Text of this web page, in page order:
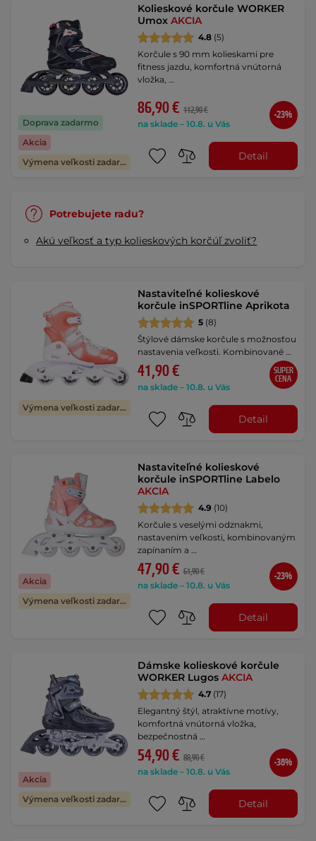
Doprava zadarmo
Akcia
Výmena veľkosti zadarmo
Kolieskové korčule WORKER
UmoxAKCIA
4.8 (5)
Korčule s 90 mm kolieskami pre
fitness jazdu, komfortná vnútorná
vložka, …
86,90 € 112,90 €
na sklade – 10.8. u Vás
-23%
Detail
Potrebujete radu?
Akú veľkosť a typ kolieskových korčúľ zvoliť?
Výmena veľkosti zadarmo
Nastaviteľné kolieskové
korčule inSPORTline Aprikota
5 (8)
Štýlové dámske korčule s možnosťou
nastavenia veľkosti. Kombinované …
41,90 €
na sklade – 10.8. u Vás
SUPER
CENA
Detail
Akcia
Výmena veľkosti zadarmo
Nastaviteľné kolieskové
korčule inSPORTline Labelo
AKCIA
4.9 (10)
Korčule s veselými odznakmi,
nastavením veľkosti, kombinovaným
zapínaním a …
47,90 € 61,90 €
na sklade – 10.8. u Vás
-23%
Detail
Akcia
Výmena veľkosti zadarmo
Dámske kolieskové korčule
WORKER LugosAKCIA
4.7 (17)
Elegantný štýl, atraktívne motívy,
komfortná vnútorná vložka,
bezpečnostná …
54,90 € 88,90 €
na sklade – 10.8. u Vás
-38%
Detail